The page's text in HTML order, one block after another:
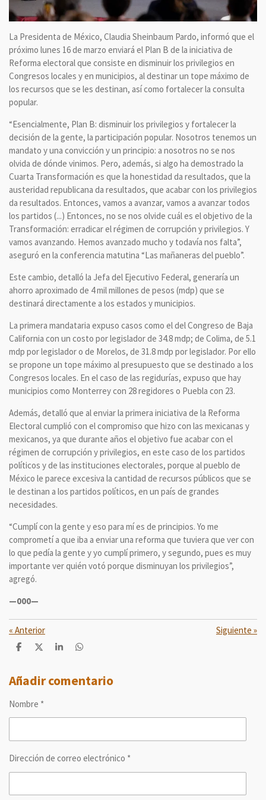
La Presidenta de México, Claudia Sheinbaum Pardo, informó que el
próximo lunes 16 de marzo enviará el Plan B de la iniciativa de
Reforma electoral que consiste en disminuir los privilegios en
Congresos locales y en municipios, al destinar un tope máximo de
los recursos que se les destinan, así como fortalecer la consulta
popular.
“Esencialmente, Plan B: disminuir los privilegios y fortalecer la
decisión de la gente, la participación popular. Nosotros tenemos un
mandato y una convicción y un principio: a nosotros no se nos
olvida de dónde vinimos. Pero, además, si algo ha demostrado la
Cuarta Transformación es que la honestidad da resultados, que la
austeridad republicana da resultados, que acabar con los privilegios
da resultados. Entonces, vamos a avanzar, vamos a avanzar todos
los partidos (...) Entonces, no se nos olvide cuál es el objetivo de la
Transformación: erradicar el régimen de corrupción y privilegios. Y
vamos avanzando. Hemos avanzado mucho y todavía nos falta”,
aseguró en la conferencia matutina “Las mañaneras del pueblo”.
Este cambio, detalló la Jefa del Ejecutivo Federal, generaría un
ahorro aproximado de 4 mil millones de pesos (mdp) que se
destinará directamente a los estados y municipios.
La primera mandataria expuso casos como el del Congreso de Baja
California con un costo por legislador de 34.8 mdp; de Colima, de 5.1
mdp por legislador o de Morelos, de 31.8 mdp por legislador. Por ello
se propone un tope máximo al presupuesto que se destinado a los
Congresos locales. En el caso de las regidurías, expuso que hay
municipios como Monterrey con 28 regidores o Puebla con 23.
Además, detalló que al enviar la primera iniciativa de la Reforma
Electoral cumplió con el compromiso que hizo con las mexicanas y
mexicanos, ya que durante años el objetivo fue acabar con el
régimen de corrupción y privilegios, en este caso de los partidos
políticos y de las instituciones electorales, porque al pueblo de
México le parece excesiva la cantidad de recursos públicos que se
le destinan a los partidos políticos, en un país de grandes
necesidades.
“Cumplí con la gente y eso para mí es de principios. Yo me
comprometí a que iba a enviar una reforma que tuviera que ver con
lo que pedía la gente y yo cumplí primero, y segundo, pues es muy
importante ver quién votó porque disminuyan los privilegios”,
agregó.
—000—
« Anterior Siguiente »
C
p
a
t
C
p
a
C
p
a
C
p
a
Añadir comentario
Nombre *
Dirección de correo electrónico *